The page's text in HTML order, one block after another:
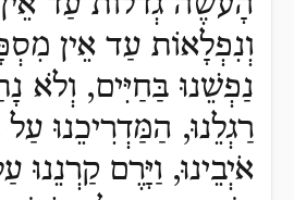
וְנִפְלָאוֹת עַד אֵין
נַפְשֵׁנוּ בַּחַיִּים, וְלֹא
רַגְלֵנוּ, הַמַּדְרִיכֵנוּ
אֹיְבֵינוּ, וַיָּרֶם קַרְנֵנוּ